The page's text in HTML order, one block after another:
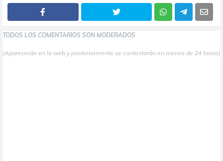
TODOS LOS COMENTARIOS SON MODERADOS
(Aparecerán en la web y posteriormente se contestarán en menos de 24 horas)